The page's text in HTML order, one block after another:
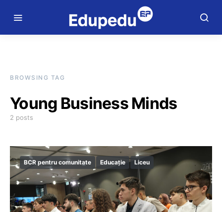
BROWSING TAG
Young Business Minds
2 posts
BCR pentru comunitate Educație Liceu